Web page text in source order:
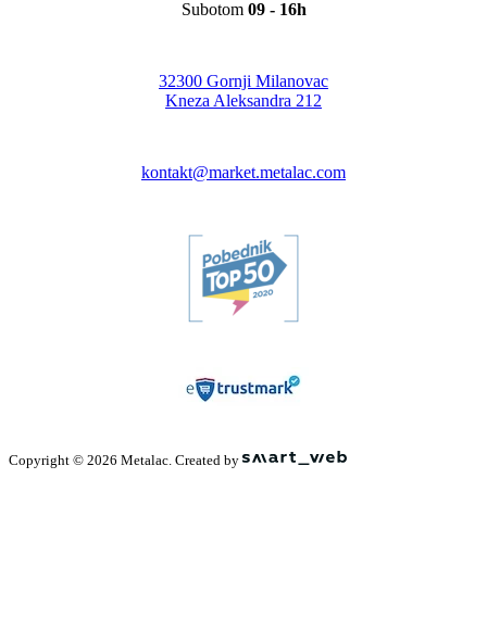
Subotom 09 - 16h
32300 Gornji Milanovac
Kneza Aleksandra 212
kontakt@market.metalac.com
Copyright © 2026 Metalac. Created by